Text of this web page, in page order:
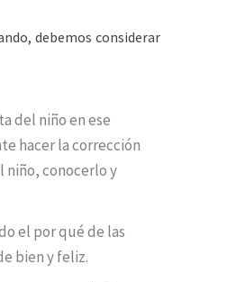
debemos considerar
del niño en ese
hacer la corrección
niño, conocerlo y
el por qué de las
bien y feliz.